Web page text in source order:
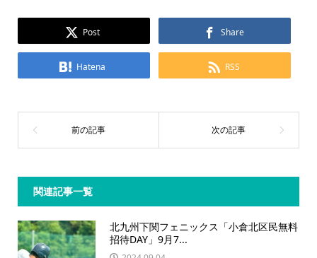
Post Share
Hatena RSS
関連記事一覧
北九州下関フェニックス「小倉北区民無料
招待DAY」9月7...